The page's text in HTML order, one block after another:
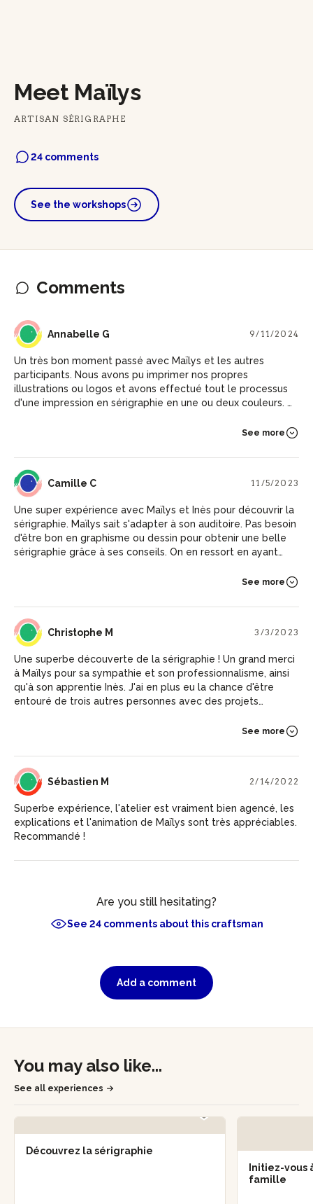
Meet Maïlys
ARTISAN SÉRIGRAPHE
24 comments
See the workshops
Comments
AG Annabelle G 9/11/2024
Un très bon moment passé avec Maïlys et les autres
participants. Nous avons pu imprimer nos propres
illustrations ou logos et avons effectué tout le processus
d'une impression en sérigraphie en une ou deux couleurs. Je
See more
CC Camille C 11/5/2023
Une super expérience avec Maïlys et Inès pour découvrir la
sérigraphie. Maïlys sait s'adapter à son auditoire. Pas besoin
d'être bon en graphisme ou dessin pour obtenir une belle
sérigraphie grâce à ses conseils. On en ressort en ayant
See more
CM Christophe M 3/3/2023
Une superbe découverte de la sérigraphie ! Un grand merci
à Maïlys pour sa sympathie et son professionnalisme, ainsi
qu'à son apprentie Inès. J'ai en plus eu la chance d'être
entouré de trois autres personnes avec des projets
facettes de cet artisanat. Une journée au top ! Encore merci
See more
SM Sébastien M 2/14/2022
Superbe expérience, l'atelier est vraiment bien agencé, les
explications et l'animation de Maïlys sont très appréciables.
Recommandé !
Are you still hesitating?
See 24 comments about this craftsman
Add a comment
You may also like...
See all experiences
Découvrez la sérigraphie
Initiez-vous
famille